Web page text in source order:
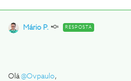
Mário P. RESPOSTA
Olá@Ovpaulo,